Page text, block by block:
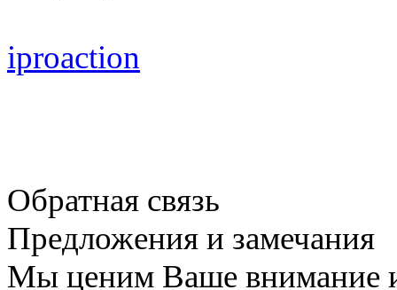
iproaction
Обратная связь
Предложения и замечания
Мы ценим Ваше внимание